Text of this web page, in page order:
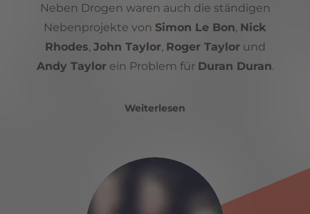
Neben Drogen waren auch die ständigen
Nebenprojekte von Simon Le Bon, Nick
Rhodes, John Taylor, Roger Taylorund
Andy Taylorein Problem für Duran Duran.
Weiterlesen